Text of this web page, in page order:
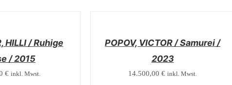
HILLI / Ruhige
/ 2015
€ inkl. Mwst.
POPOV, VICTOR / Samurei /
2023
14.500,00€ inkl. Mwst.